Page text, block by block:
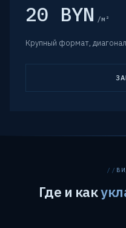
20 BYN /м²
Крупный формат,
Где и как